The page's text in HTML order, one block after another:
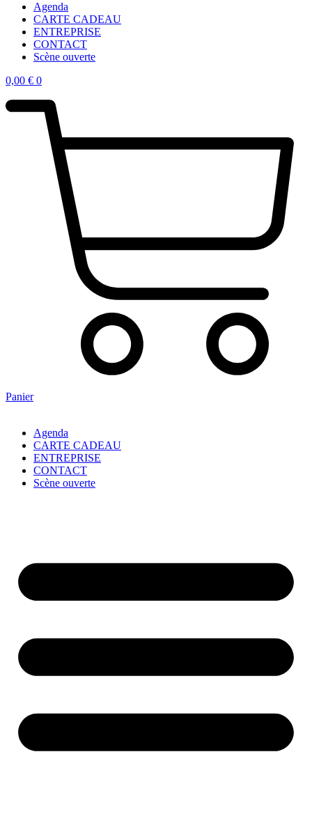
Agenda
CARTE CADEAU
ENTREPRISE
CONTACT
Scène ouverte
0,00 € 0
Panier
Agenda
CARTE CADEAU
ENTREPRISE
CONTACT
Scène ouverte